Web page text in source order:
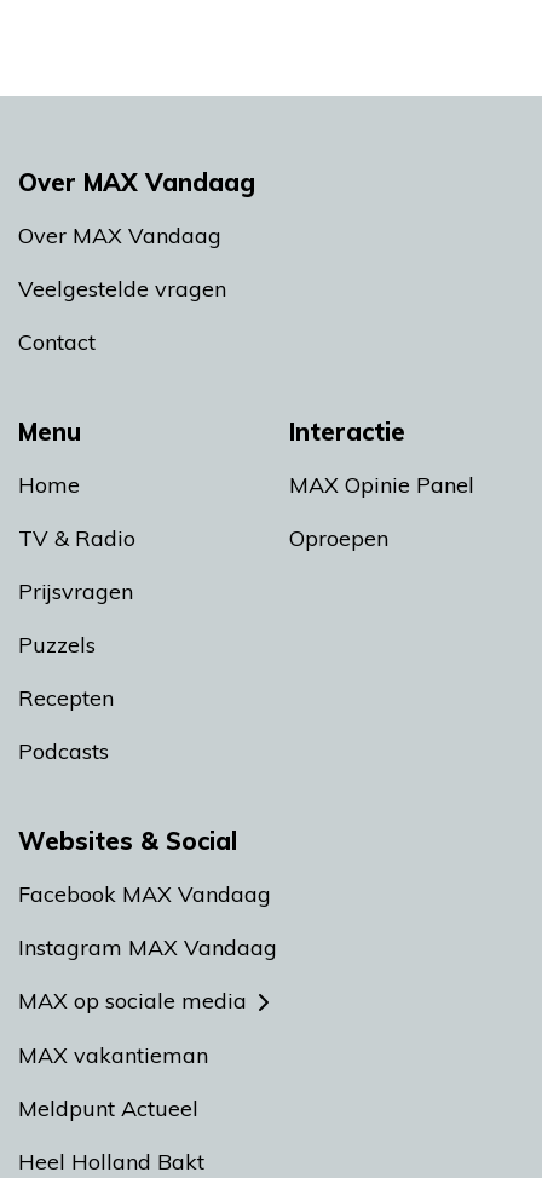
Menu
Home
TV & Radio
Prijsvragen
Puzzels
Recepten
Podcasts
Interactie
MAX Opinie Panel
Oproepen
Over MAX Vandaag
Over MAX Vandaag
Veelgestelde vragen
Contact
Websites & Social
Facebook MAX Vandaag
Instagram MAX Vandaag
MAX op sociale media
MAX vakantieman
Meldpunt Actueel
Heel Holland Bakt